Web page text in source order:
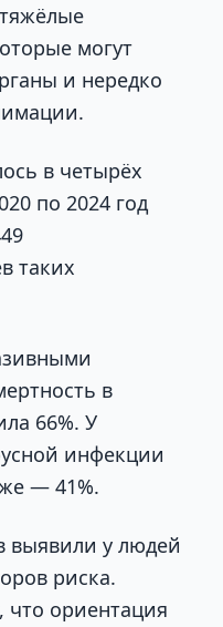
могут
и нередко
в четырёх
по 2024 год
таких
в
66%. У
инфекции
— 41%.
выявили у людей
риска.
что ориентация